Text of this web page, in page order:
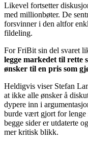
Likevel fortsetter
med millionbøter. De
forsvinner i den altfor
fildeling.
For FriBit sin del svaret
legge markedet til rette
ønsker til en pris som
Heldigvis viser Stefan
at ikke alle ønsker å
dypere inn i
burde vært gjort for lenge
begge sider er utdaterte
mer kritisk blikk.